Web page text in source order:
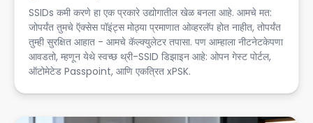
SSIDs कमी करणे हा एक प्रकारे उद्योगातील खेळ बनला आहे. आमचे मत:
जोपर्यंत तुमचे ऍक्सेस पॉइंट्स मोठ्या प्रमाणात ओव्हरलॅप होत नाहीत, तोपर्यंत
तुम्ही सुरक्षित आहात - आमचे कॅल्क्युलेटर तपासा. पण आम्हाला नीटनेटकेपणा
आवडतो, म्हणून येथे स्वच्छ थ्री-SSID डिझाइन आहे: ओपन गेस्ट पोर्टल,
ऑटोमेटेड Passpoint, आणि एकत्रित xPSK.